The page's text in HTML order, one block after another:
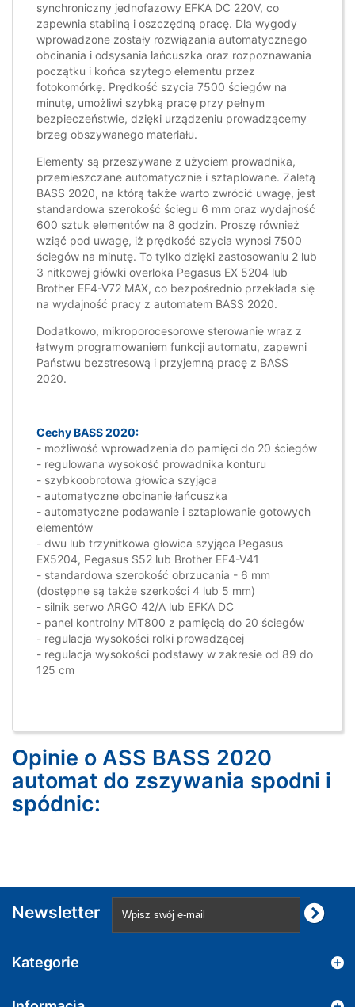
synchroniczny jednofazowy EFKA DC 220V, co
zapewnia stabilną i oszczędną pracę. Dla wygody
wprowadzone zostały rozwiązania automatycznego
obcinania i odsysania łańcuszka oraz rozpoznawania
początku i końca szytego elementu przez
fotokomórkę. Prędkość szycia 7500 ściegów na
minutę, umożliwi szybką pracę przy pełnym
bezpieczeństwie, dzięki urządzeniu prowadzącemy
brzeg obszywanego materiału.
Elementy są przeszywane z użyciem prowadnika,
przemieszczane automatycznie i sztaplowane. Zaletą
BASS 2020, na którą także warto zwrócić uwagę, jest
standardowa szerokość ściegu 6 mm oraz wydajność
600 sztuk elementów na 8 godzin. Proszę również
wziąć pod uwagę, iż prędkość szycia wynosi 7500
ściegów na minutę. To tylko dzięki zastosowaniu 2 lub
3 nitkowej główki overloka Pegasus EX 5204 lub
Brother EF4-V72 MAX, co bezpośrednio przekłada się
na wydajność pracy z automatem BASS 2020.
Dodatkowo, mikroporocesorowe sterowanie wraz z
łatwym programowaniem funkcji automatu, zapewni
Państwu bezstresową i przyjemną pracę z BASS
2020.
Cechy BASS 2020:
- możliwość wprowadzenia do pamięci do 20 ściegów
- regulowana wysokość prowadnika konturu
- szybkoobrotowa głowica szyjąca
- automatyczne obcinanie łańcuszka
- automatyczne podawanie i sztaplowanie gotowych
elementów
- dwu lub trzynitkowa głowica szyjąca Pegasus
EX5204, Pegasus S52 lub Brother EF4-V41
- standardowa szerokość obrzucania - 6 mm
(dostępne są także szerkości 4 lub 5 mm)
- silnik serwo ARGO 42/A lub EFKA DC
- panel kontrolny MT800 z pamięcią do 20 ściegów
- regulacja wysokości rolki prowadzącej
- regulacja wysokości podstawy w zakresie od 89 do
125 cm
Opinie o ASS BASS 2020
automat do zszywania spodni i
spódnic:
Newsletter
Kategorie